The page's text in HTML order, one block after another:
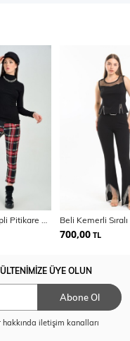
700,00 TL
ÜYE OLUN
Abone Ol
iletişim kanalları